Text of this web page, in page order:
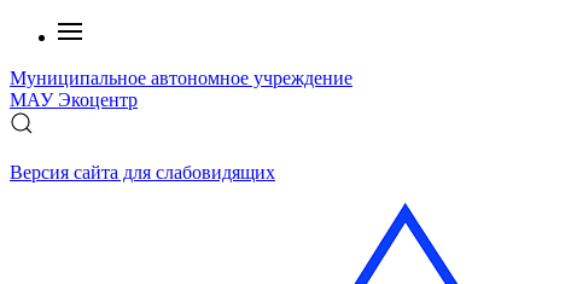
Муниципальное автономное учреждение
МАУЭкоцентр
Версия сайта для слабовидящих